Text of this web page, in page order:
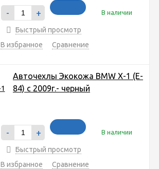
- + В наличии
Быстрый просмотр
В избранное
Сравнение
Авточехлы Экокожа BMW X-1 (E-
84) с 2009г.- черный
- + В наличии
Быстрый просмотр
В избранное
Сравнение